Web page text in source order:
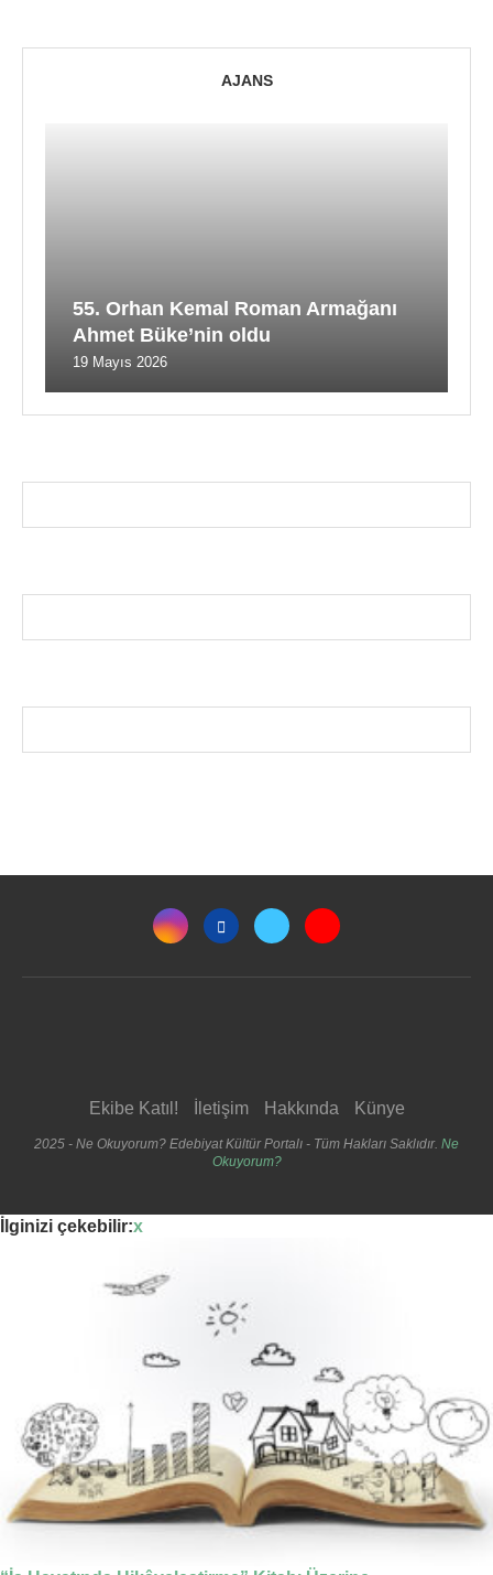
AJANS
55. Orhan Kemal Roman Armağanı
Ahmet Büke’nin oldu
19 Mayıs 2026
Ekibe Katıl! İletişim Hakkında Künye
2025 - Ne Okuyorum? Edebiyat Kültür Portalı - Tüm Hakları Saklıdır. Ne
Okuyorum?
İlginizi çekebilir:x